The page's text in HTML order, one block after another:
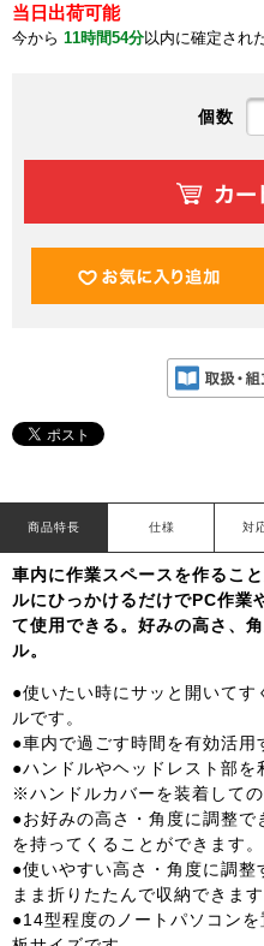
当日出荷可能
今から 11時間54分以内に確定され
個数
商品特長 仕様 対
車内に作業スペースを作るこ
ルにひっかけるだけでPC作業
て使用できる。好みの高さ、
ル。
●使いたい時にサッと開いて
ルです。
●車内で過ごす時間を有効活用
●ハンドルやヘッドレスト部を
※ハンドルカバーを装着しての
●お好みの高さ・角度に調整
を持ってくることができます。
●使いやすい高さ・角度に調
まま折りたたんで収納できます
●14型程度のノートパソコン